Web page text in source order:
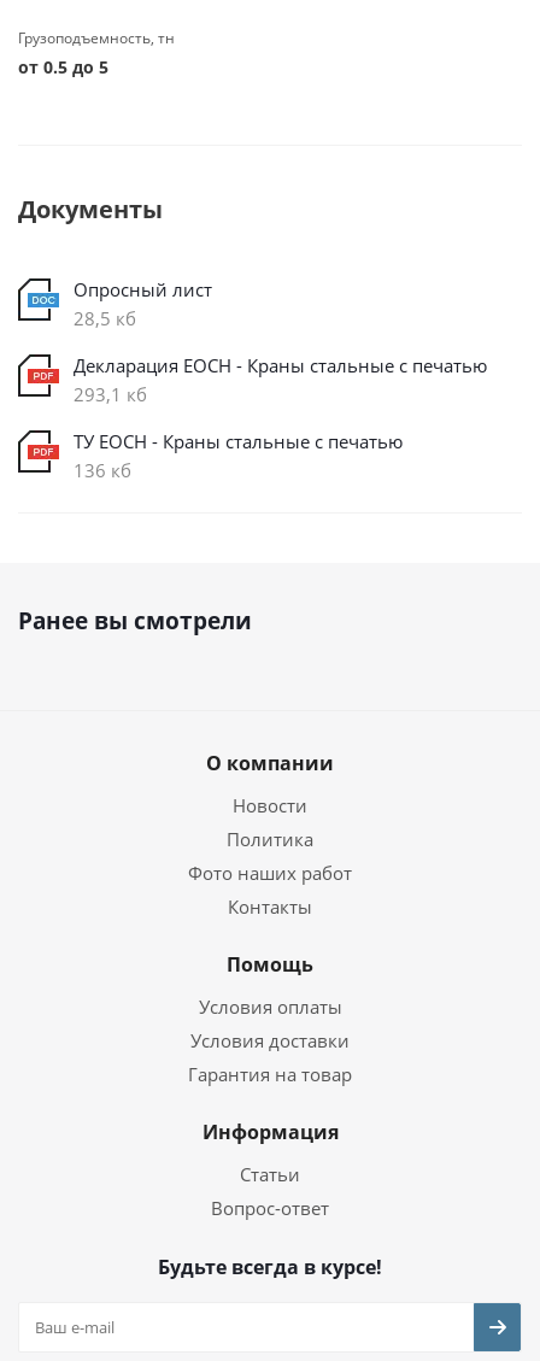
Грузоподъемность, тн
от 0.5 до 5
Документы
Опросный лист
28,5 кб
Декларация ЕОСН - Краны стальные с печатью
293,1 кб
ТУ ЕОСН - Краны стальные с печатью
136 кб
Ранее вы смотрели
О компании
Новости
Политика
Фото наших работ
Контакты
Помощь
Условия оплаты
Условия доставки
Гарантия на товар
Информация
Статьи
Вопрос-ответ
Будьте всегда в курсе!